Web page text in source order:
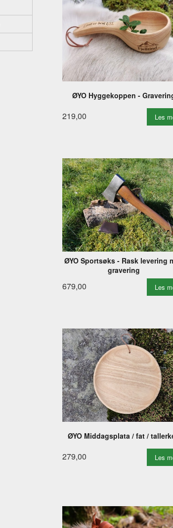
ØYO Hyggekoppen -
219,00 Les
ØYO Sportsøks - Rask levering
gravering
679,00 Les
ØYO Middagsplata / fat /
279,00 Les